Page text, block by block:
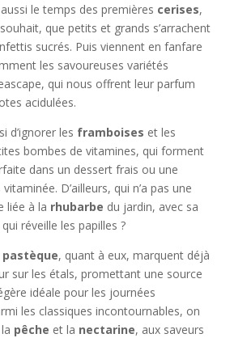
le temps des premières cerises,
que petits et grands s’arrachent
sucrés. Puis viennent en fanfare
les savoureuses variétés
qui nous offrent leur parfum
acidulées.
d’ignorer les framboises et les
bombes de vitamines, qui forment
dans un dessert frais ou une
D’ailleurs, qui n’a pas une
liée à la rhubarbe du jardin, avec sa
réveille les papilles ?
pastèque, quant à eux, marquent déjà
sur les étals, promettant une source
idéale pour les journées
les classiques incontournables, on
pêche et la nectarine, aux saveurs